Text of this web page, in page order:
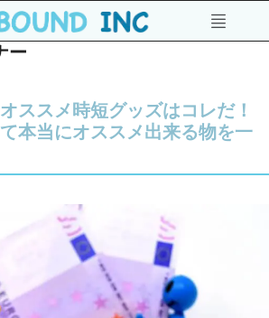
ー
ススメ時短グッズはコレだ！
本当にオススメ出来る物を一